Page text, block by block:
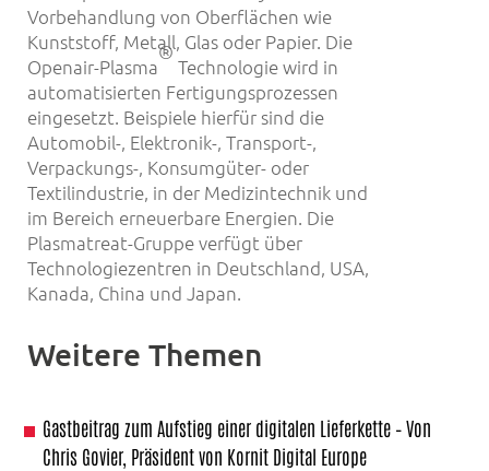
Vorbehandlung von Oberflächen wie
Kunststoff, Metall, Glas oder Papier. Die
Openair-Plasma
®
Technologie wird in
automatisierten Fertigungsprozessen
eingesetzt. Beispiele hierfür sind die
Automobil-, Elektronik-, Transport-,
Verpackungs-, Konsumgüter- oder
Textilindustrie, in der Medizintechnik und
im Bereich erneuerbare Energien. Die
Plasmatreat-Gruppe verfügt über
Technologiezentren in Deutschland, USA,
Kanada, China und Japan.
Weitere Themen
Gastbeitrag zum Aufstieg einer digitalen Lieferkette – Von
Chris Govier, Präsident von Kornit Digital Europe